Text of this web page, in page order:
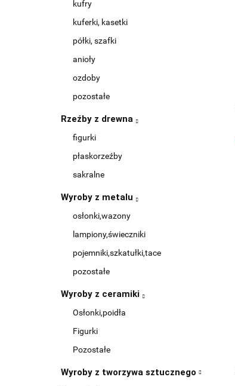
kufry
kuferki, kasetki
półki, szafki
anioły
ozdoby
pozostałe
Rzeźby z drewna
figurki
płaskorzeźby
sakralne
Wyroby z metalu
osłonki,wazony
lampiony,świeczniki
pojemniki,szkatułki,tace
pozostałe
Wyroby z ceramiki
Osłonki,poidła
Figurki
Pozostałe
Wyroby z tworzywa sztucznego